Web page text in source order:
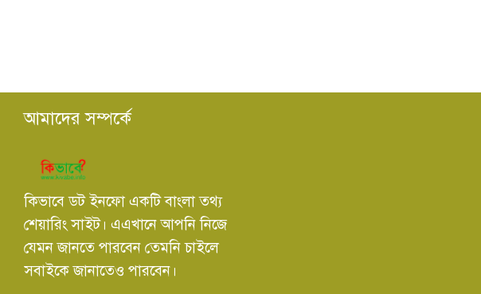
আমাদের সম্পর্কে
কিভাবে ডট ইনফো একটি বাংলা তথ্য
শেয়ারিং সাইট। এএখানে আপনি নিজে
যেমন জানতে পারবেন তেমনি চাইলে
সবাইকে জানাতেও পারবেন।